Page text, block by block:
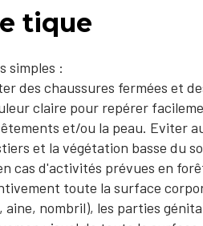
tique
simples :
des chaussures fermées et
claire pour repérer
et/ou la peau. Eviter
et la végétation basse du
cas d'activités prévues en
toute la surface
aine, nombril), les parties